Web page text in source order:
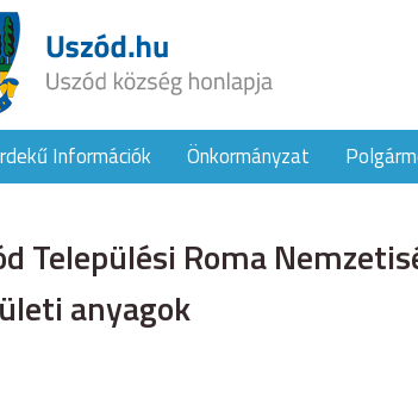
Információk Önkormányzat
Települési Roma
anyagok